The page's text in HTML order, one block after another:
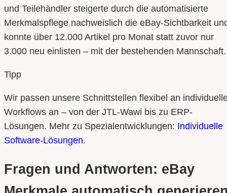
und Teilehändler steigerte durch die automatisierte
Merkmalspflege nachweislich die eBay-Sichtbarkeit
konnte über 12.000 Artikel pro Monat statt zuvor nur
3.000 neu einlisten – mit der bestehenden Mannschaft.
Tipp
Wir passen unsere Schnittstellen flexibel an
Workflows an – von der JTL-Wawi bis zu ERP-
Lösungen. Mehr zu Spezialentwicklungen: Individuelle
Software-Lösungen.
Fragen und Antworten: eBay